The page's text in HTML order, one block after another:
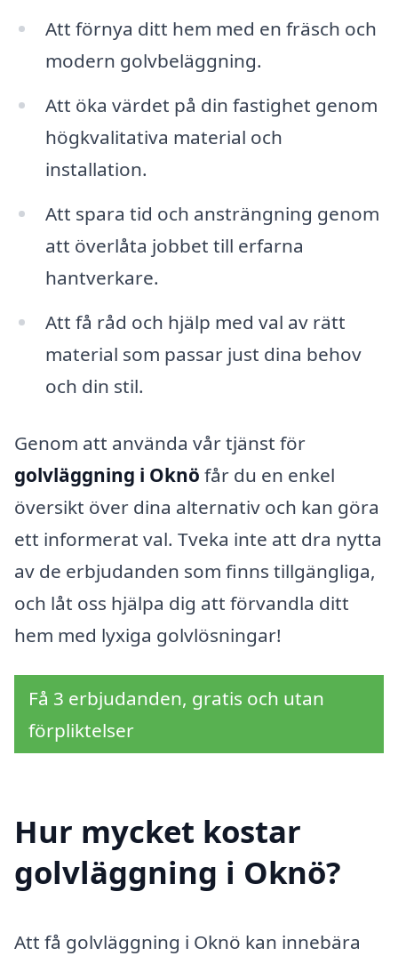
Att förnya ditt hem med en fräsch och
modern golvbeläggning.
Att öka värdet på din fastighet genom
högkvalitativa material och
installation.
Att spara tid och ansträngning genom
att överlåta jobbet till erfarna
hantverkare.
Att få råd och hjälp med val av rätt
material som passar just dina behov
och din stil.
Genom att använda vår tjänst för
golvläggning i Oknö får du en enkel
översikt över dina alternativ och kan göra
ett informerat val. Tveka inte att dra nytta
av de erbjudanden som finns tillgängliga,
och låt oss hjälpa dig att förvandla ditt
hem med lyxiga golvlösningar!
Få 3 erbjudanden, gratis och utan
förpliktelser
Hur mycket kostar
golvläggning i Oknö?
Att få golvläggning i Oknö kan innebära